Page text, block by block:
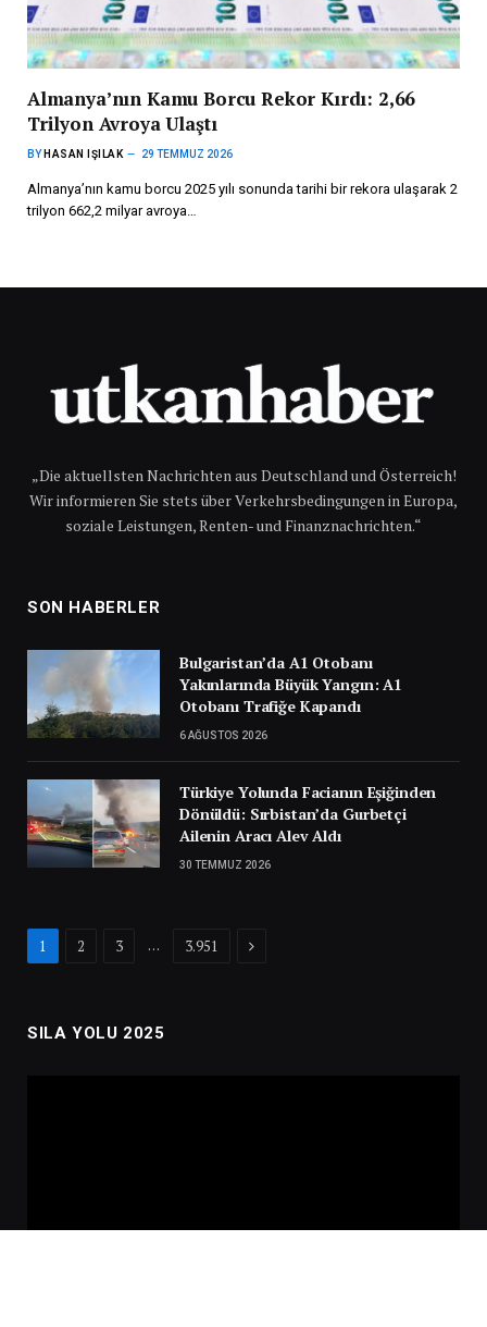
Almanya’nın Kamu Borcu Rekor Kırdı: 2,66
Trilyon Avroya Ulaştı
BY HASAN IŞILAK 29 TEMMUZ 2026
Almanya’nın kamu borcu 2025 yılı sonunda tarihi bir rekora ulaşarak 2
trilyon 662,2 milyar avroya…
„Die aktuellsten Nachrichten aus Deutschland und Österreich!
Wir informieren Sie stets über Verkehrsbedingungen in Europa,
soziale Leistungen, Renten- und Finanznachrichten.“
SON HABERLER
Bulgaristan’da A1 Otobanı
Yakınlarında Büyük Yangın: A1
Otobanı Trafiğe Kapandı
6 AĞUSTOS 2026
Türkiye Yolunda Facianın Eşiğinden
Dönüldü: Sırbistan’da Gurbetçi
Ailenin Aracı Alev Aldı
30 TEMMUZ 2026
1 2 3 … 3.951 Next
SILA YOLU 2025